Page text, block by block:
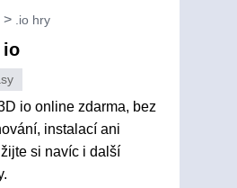
.io hry
io
io online zdarma, bez
instalací ani
si navíc i další